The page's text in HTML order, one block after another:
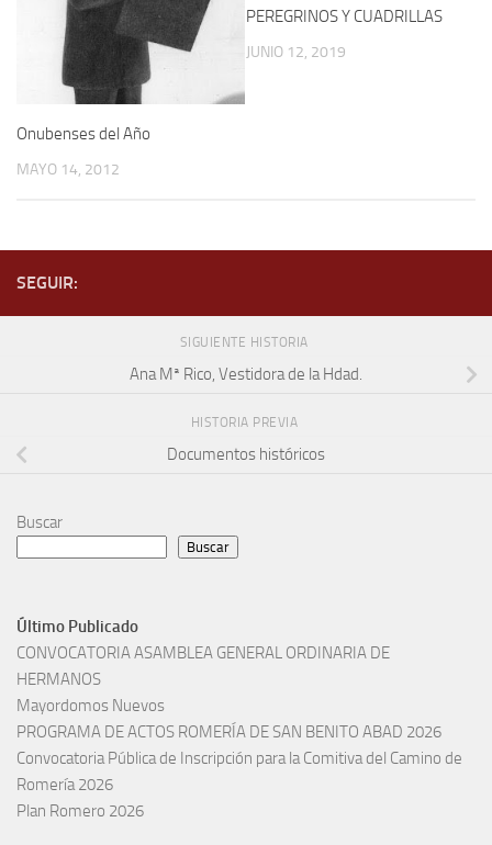
Onubenses del Año
MAYO 14, 2012
PEREGRINOS Y CUADRILLAS
JUNIO 12, 2019
SEGUIR:
SIGUIENTE HISTORIA
Ana Mª Rico, Vestidora de la Hdad.
HISTORIA PREVIA
Documentos históricos
Buscar
Buscar
Último Publicado
CONVOCATORIA ASAMBLEA GENERAL ORDINARIA DE
HERMANOS
Mayordomos Nuevos
PROGRAMA DE ACTOS ROMERÍA DE SAN BENITO ABAD 2026
Convocatoria Pública de Inscripción para la Comitiva del Camino de
Romería 2026
Plan Romero 2026